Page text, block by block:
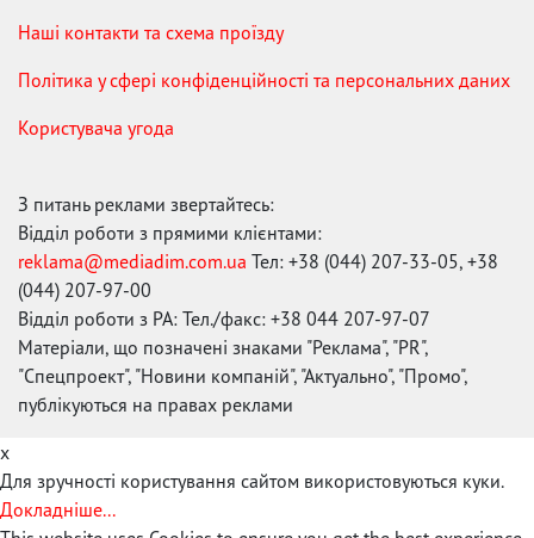
Наші контакти та схема проїзду
Політика у сфері конфіденційності та персональних даних
Користувача угода
З питань реклами звертайтесь:
Відділ роботи з прямими клієнтами:
reklama@mediadim.com.ua Тел: +38 (044) 207-33-05, +38
(044) 207-97-00
Відділ роботи з РА: Тел./факс: +38 044 207-97-07
Матеріали, що позначені знаками "Реклама", "PR",
"Спецпроект", "Новини компаній", "Актуально", "Промо",
публікуються на правах реклами
x
Для зручності користування сайтом використовуються куки.
Докладніше...